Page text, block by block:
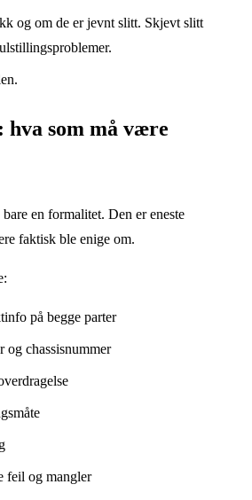
og om de er jevnt slitt. Skjevt slitt
som må være
en formalitet. Den er eneste
faktisk ble enige om.
på begge parter
og chassisnummer
feil og mangler